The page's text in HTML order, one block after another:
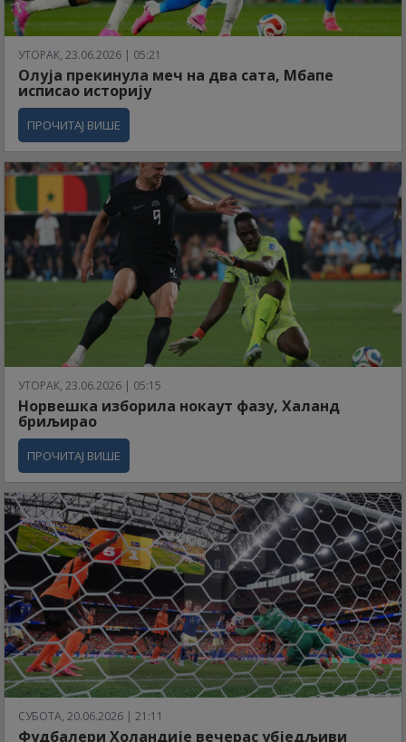
УТОРАК, 23.06.2026 | 05:21
Олуја прекинула меч на два сата, Мбапе
исписао историју
ПРОЧИТАЈ ВИШЕ
УТОРАК, 23.06.2026 | 05:15
Норвешка изборила нокаут фазу, Халанд
бриљирао
ПРОЧИТАЈ ВИШЕ
СУБОТА, 20.06.2026 | 21:11
Фудбалери Холандије вечерас убједљиви